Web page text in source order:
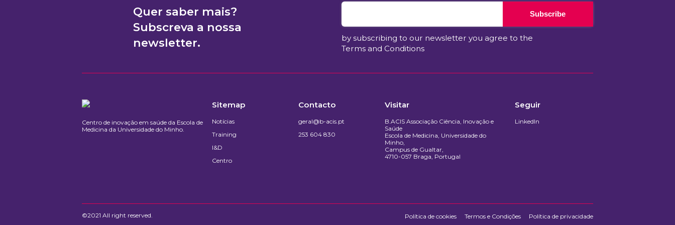
Quer saber mais?
Subscreva a nossa
newsletter.
Subscribe
by subscribing to our newsletter you agree to the
Terms and Conditions
Centro de inovação em saúde da Escola de
Medicina da Universidade do Minho.​
Sitemap
Notícias
Training
I&D
Centro
Contacto
geral@b-acis.pt
253 604 830
Visitar
B.ACIS Associação Ciência, Inovação e
Saúde
Escola de Medicina, Universidade do
Minho,
Campus de Gualtar,
4710-057 Braga, Portugal
Seguir
LinkedIn
©2021 All right reserved. Política de cookies Termos e Condições Política de privacidade